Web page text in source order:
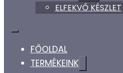
ELFEKVŐ KÉSZLET
FŐOLDAL
TERMÉKEINK